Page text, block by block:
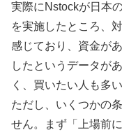
実際にNstockが日本
を実施したところ、
感じており、資金が
したというデータが
く、買いたい人も多
ただし、いくつかの
せん。まず「上場前